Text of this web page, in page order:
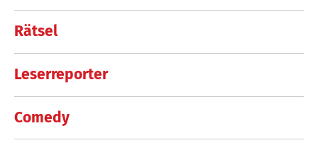
Rätsel
Leserreporter
Comedy